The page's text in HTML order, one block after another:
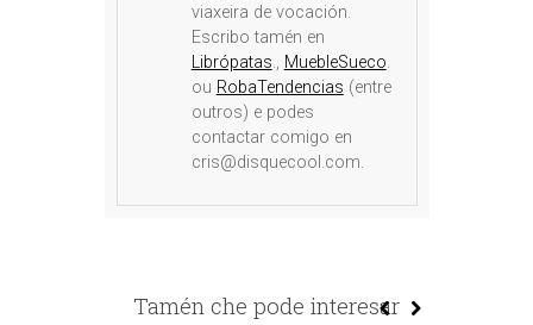
viaxeira de vocación.
Escribo tamén en
Librópatas., MuebleSueco.
ou RobaTendencias (entre
outros) e podes
contactar comigo en
cris@disquecool.com.
Tamén che pode interesar